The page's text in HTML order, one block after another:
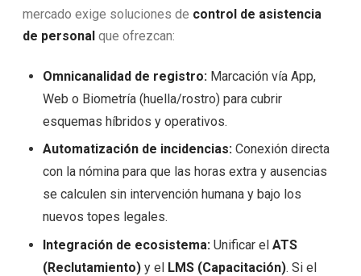
mercado exige soluciones de control de asistencia
de personal que ofrezcan:
Omnicanalidad de registro:Marcación vía App,
Web o Biometría (huella/rostro) para cubrir
esquemas híbridos y operativos.
Automatización de incidencias:Conexión directa
con la nómina para que las horas extra y ausencias
se calculen sin intervención humana y bajo los
nuevos topes legales.
Integración de ecosistema:Unificar el ATS
(Reclutamiento)y el LMS (Capacitación). Si el